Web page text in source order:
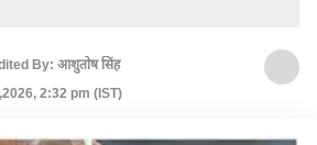
By: आशुतोष सिंह
2:32 pm (IST)